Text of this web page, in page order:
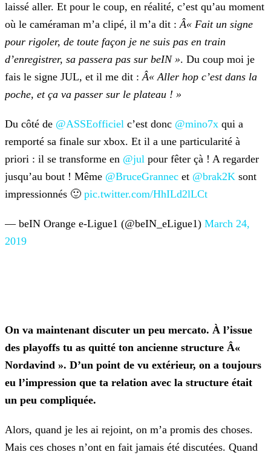
laissé aller. Et pour le coup, en réalité, c’est qu’au moment
où le caméraman m’a clipé, il m’a dit :Â« Fait un signe
pour rigoler, de toute façon je ne suis pas en train
d’enregistrer, sa passera pas sur beIN». Du coup moi je
fais le signe JUL, et il me dit :Â« Aller hop c’est dans la
poche, et ça va passer sur le plateau ! »
Du côté de @ASSEofficiel c’est donc @mino7x qui a
remporté sa finale sur xbox. Et il a une particularité à
priori : il se transforme en @jul pour fêter çà ! A regarder
jusqu’au bout ! Même @BruceGrannec et @brak2K sont
impressionnés 🙂 pic.twitter.com/HhILd2lLCt
— beIN Orange e-Ligue1 (@beIN_eLigue1) March 24,
2019
On va maintenant discuter un peu mercato. À l’issue
des playoffs tu as quitté ton ancienne structure Â«
Nordavind ». D’un point de vu extérieur, on a toujours
eu l’impression que ta relation avec la structure était
un peu compliquée.
Alors, quand je les ai rejoint, on m’a promis des choses.
Mais ces choses n’ont en fait jamais été discutées. Quand